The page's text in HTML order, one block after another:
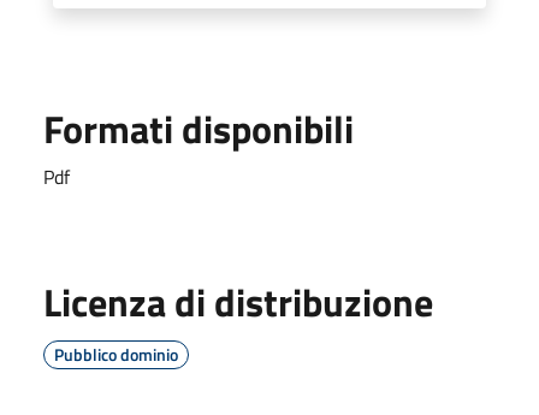
Formati disponibili
Pdf
Licenza di distribuzione
Pubblico dominio